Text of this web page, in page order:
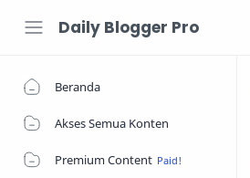
Daily Blogger Pro
Beranda
Akses Semua Konten
Premium Content